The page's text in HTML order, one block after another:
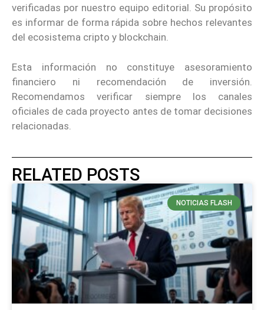
verificadas por nuestro equipo editorial. Su propósito
es informar de forma rápida sobre hechos relevantes
del ecosistema cripto y blockchain.
Esta información no constituye asesoramiento
financiero ni recomendación de inversión.
Recomendamos verificar siempre los canales
oficiales de cada proyecto antes de tomar decisiones
relacionadas.
RELATED POSTS
NOTICIAS FLASH